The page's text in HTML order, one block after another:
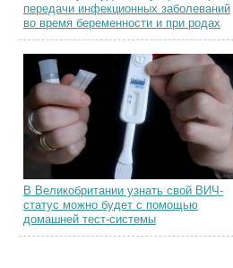
передачи инфекционных заболеваний
во время беременности и при родах
В Великобритании узнать свой ВИЧ-
статус можно будет с помощью
домашней тест-системы